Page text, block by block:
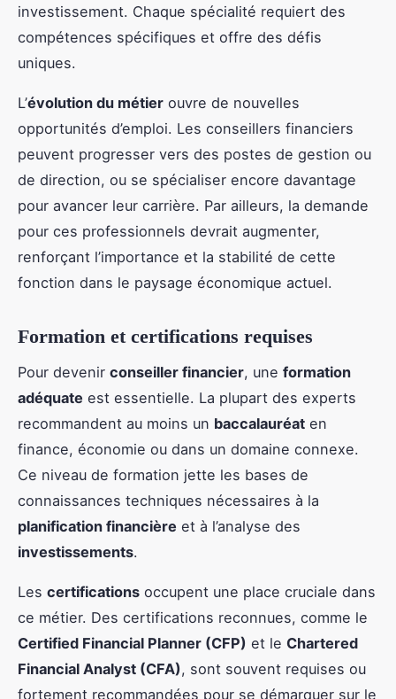
investissement. Chaque spécialité requiert des
compétences spécifiques et offre des défis
uniques.
L’évolution du métier ouvre de nouvelles
opportunités d’emploi. Les conseillers financiers
peuvent progresser vers des postes de gestion ou
de direction, ou se spécialiser encore davantage
pour avancer leur carrière. Par ailleurs, la demande
pour ces professionnels devrait augmenter,
renforçant l’importance et la stabilité de cette
fonction dans le paysage économique actuel.
Formation et certifications requises
Pour devenir conseiller financier, une formation
adéquate est essentielle. La plupart des experts
recommandent au moins un baccalauréat en
finance, économie ou dans un domaine connexe.
Ce niveau de formation jette les bases de
connaissances techniques nécessaires à la
planification financière et à l’analyse des
investissements.
Les certifications occupent une place cruciale dans
ce métier. Des certifications reconnues, comme le
Certified Financial Planner (CFP) et le Chartered
Financial Analyst (CFA), sont souvent requises ou
fortement recommandées pour se démarquer sur le